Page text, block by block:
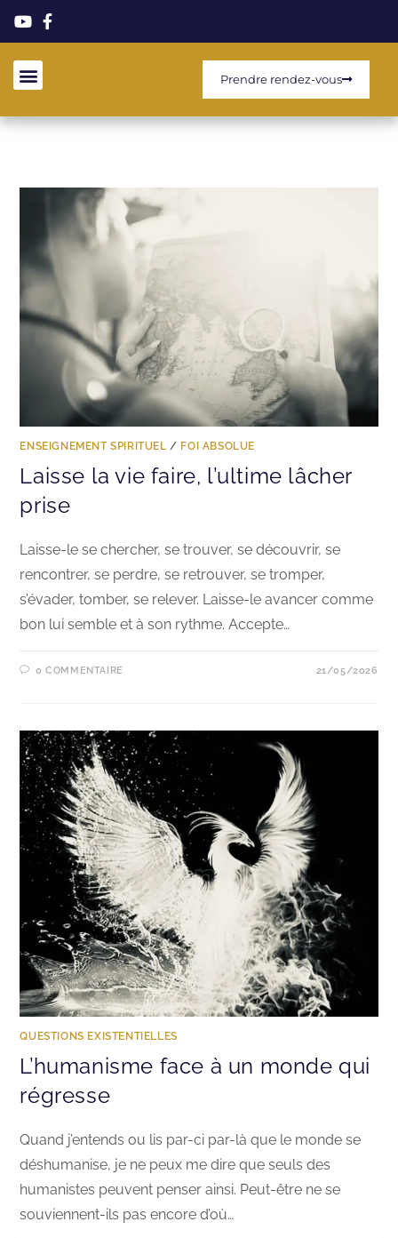
Prendre rendez-vous
ENSEIGNEMENT SPIRITUEL / FOI ABSOLUE
Laisse la vie faire, l’ultime lâcher
prise
Laisse-le se chercher, se trouver, se découvrir, se
rencontrer, se perdre, se retrouver, se tromper,
s’évader, tomber, se relever. Laisse-le avancer comme
bon lui semble et à son rythme. Accepte…
0 COMMENTAIRE 21/05/2026
QUESTIONS EXISTENTIELLES
L’humanisme face à un monde qui
régresse
Quand j’entends ou lis par-ci par-là que le monde se
déshumanise, je ne peux me dire que seuls des
humanistes peuvent penser ainsi. Peut-être ne se
souviennent-ils pas encore d’où…